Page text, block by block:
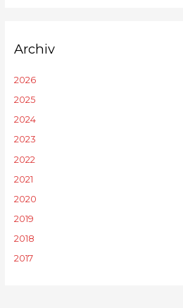
Archiv
2026
2025
2024
2023
2022
2021
2020
2019
2018
2017